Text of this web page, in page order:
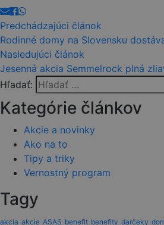
Predchádzajúci článok
Rodinné domy na Slovensku
Nasledujúci článok
Jesenná akcia Semmelrock plná
Hľadať:
Kategórie článkov
Akcie a novinky
Ako na to
Tipy a triky
Vernostný program
Tagy
akcia akcie ASAS benefit benefity darčeky